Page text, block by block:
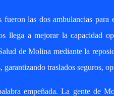
fueron las dos ambulancias
llega a mejorar la capacidad
de Molina mediante la
garantizando traslados seguros,
empeñada. La gente de